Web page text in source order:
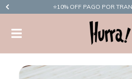
​⭐10% OFF PAGO POR